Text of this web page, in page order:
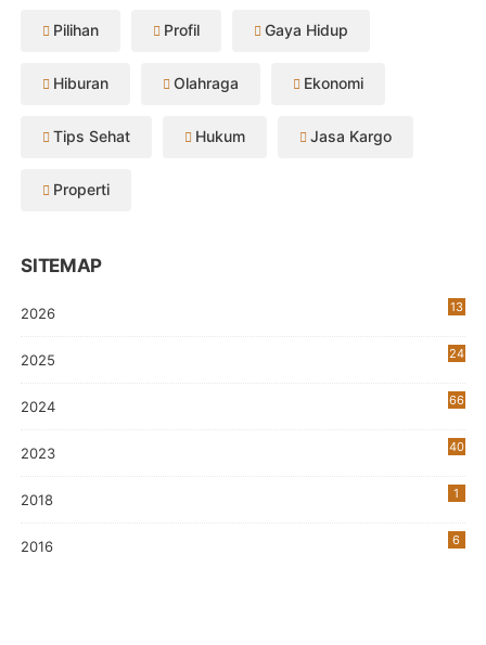
Pilihan Profil Gaya Hidup
Hiburan Olahraga Ekonomi
Tips Sehat Hukum Jasa Kargo
Properti
SITEMAP
2026 13
2025 24
2024 66
2023
40
2018 1
2016 6